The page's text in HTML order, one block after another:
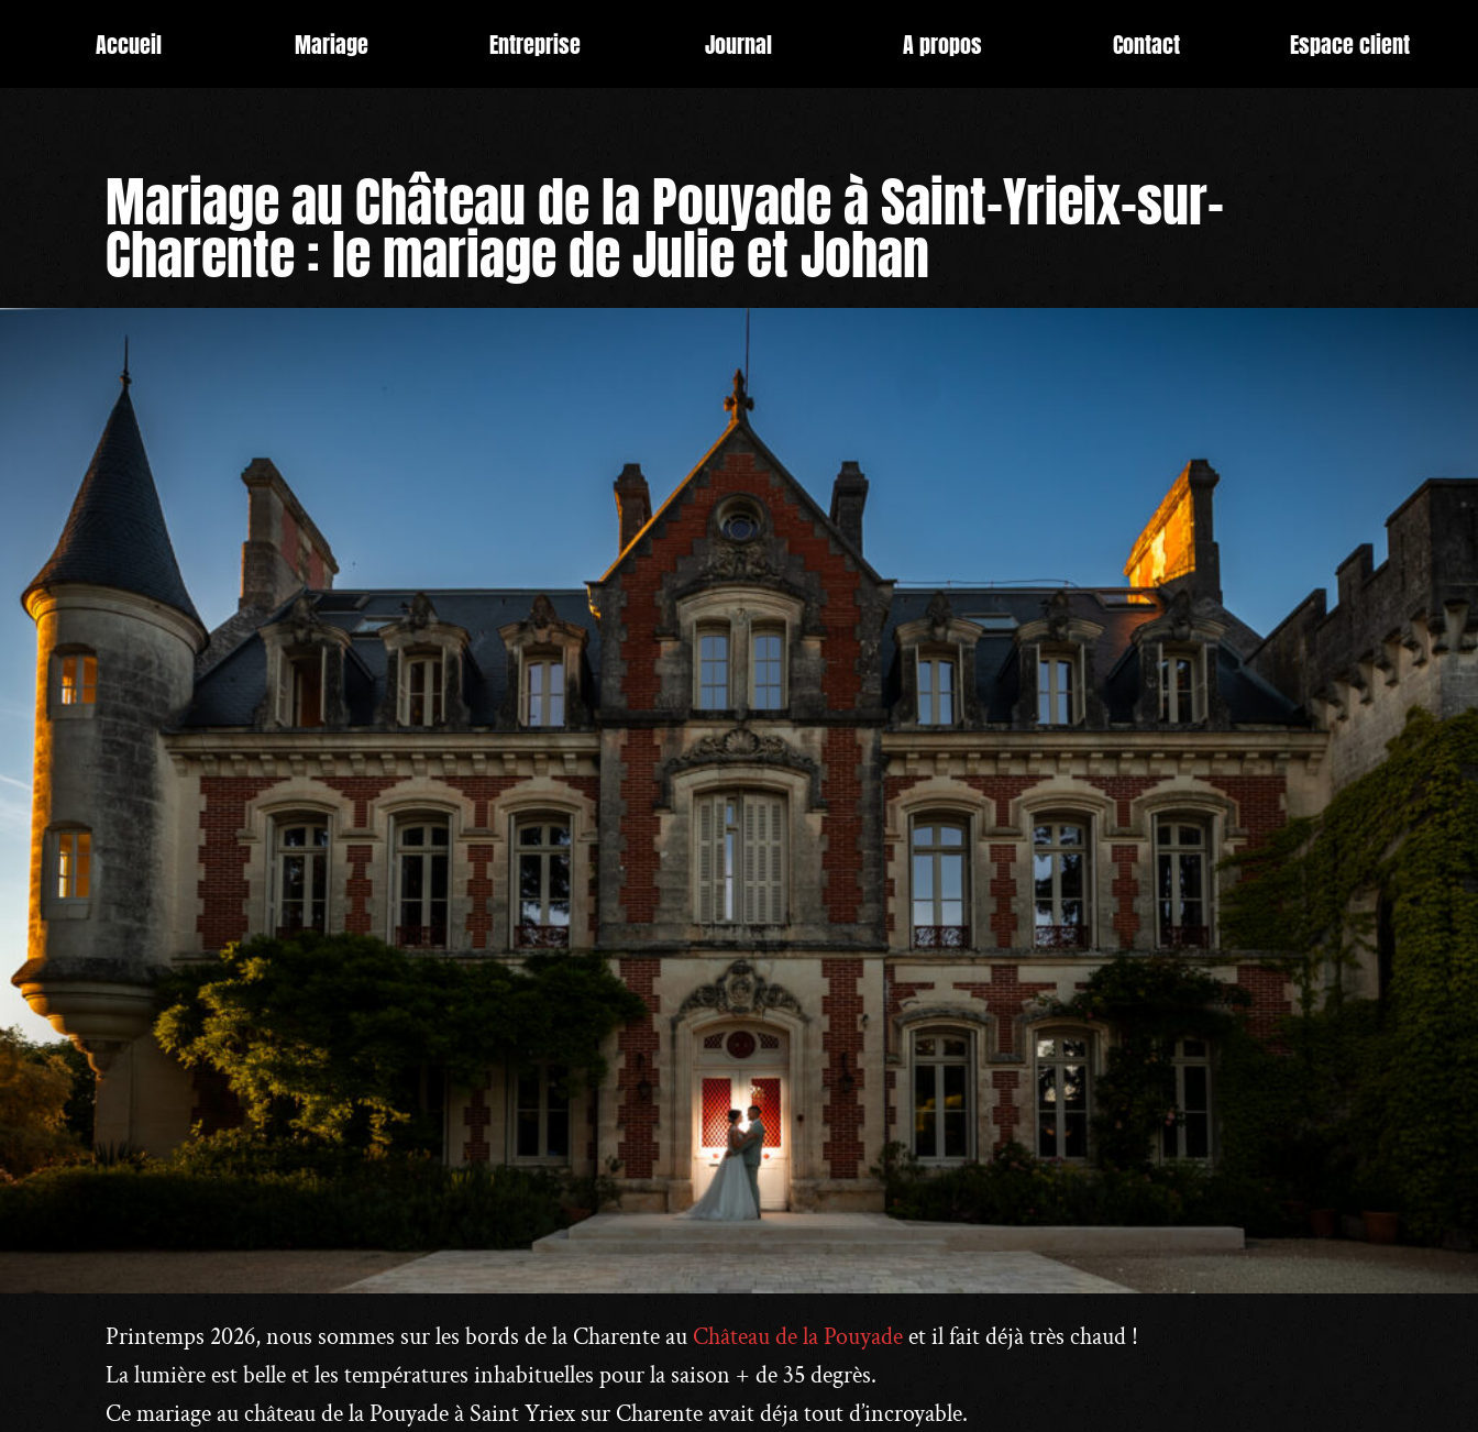
Accueil Mariage Entreprise Journal A propos Contact Espace client
Mariage auChâteau de la Pouyadeà Saint-Yrieix-sur-
Charente : le mariage de Julie et Johan
Printemps 2026, nous sommes sur les bords de la Charente au Château de la Pouyadeet il fait déjà très chaud !
La lumière est belle et les températures inhabituelles pour la saison + de 35 degrès.
Ce mariage au château de la Pouyade à Saint Yriex sur Charente avait déja tout d’incroyable.